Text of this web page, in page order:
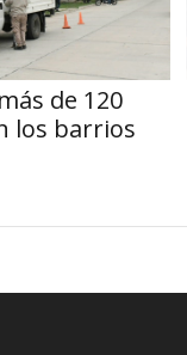
de 120
los barrios